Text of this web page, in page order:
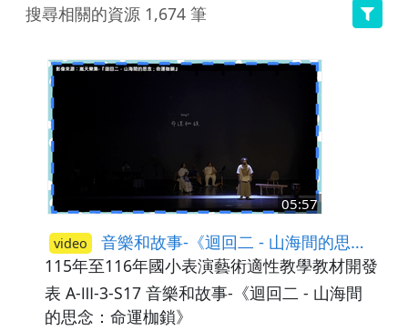
搜尋相關的資源 1,674 筆
05:57
video 音樂和故事-《迴回二 - 山海間的思念：命運枷鎖》
115年至116年國小表演藝術適性教學教材開發計
表 A-Ⅲ-3-S17 音樂和故事-《迴回二 - 山海間
的思念：命運枷鎖》